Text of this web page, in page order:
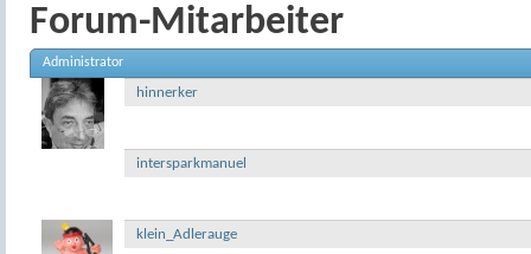
Forum-Mitarbeiter
Administrator
hinnerker
intersparkmanuel
klein_Adlerauge